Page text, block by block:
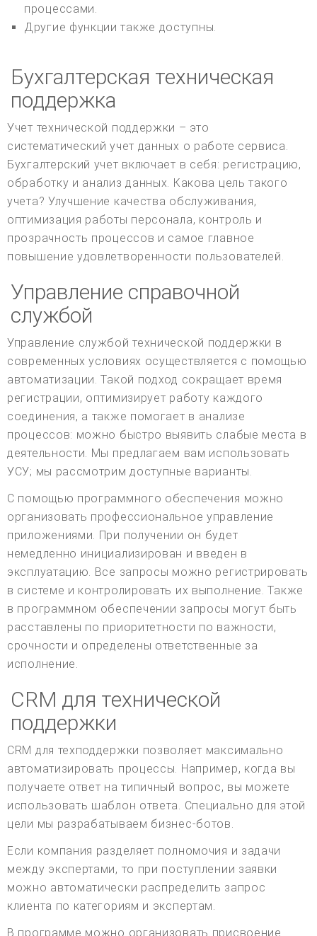
процессами.
Другие функции также доступны.
Бухгалтерская техническая
поддержка
Учет технической поддержки – это
систематический учет данных о работе сервиса.
Бухгалтерский учет включает в себя: регистрацию,
обработку и анализ данных. Какова цель такого
учета? Улучшение качества обслуживания,
оптимизация работы персонала, контроль и
прозрачность процессов и самое главное
повышение удовлетворенности пользователей.
Управление справочной
службой
Управление службой технической поддержки в
современных условиях осуществляется с помощью
автоматизации. Такой подход сокращает время
регистрации, оптимизирует работу каждого
соединения, а также помогает в анализе
процессов: можно быстро выявить слабые места в
деятельности. Мы предлагаем вам использовать
УСУ; мы рассмотрим доступные варианты.
С помощью программного обеспечения можно
организовать профессиональное управление
приложениями. При получении он будет
немедленно инициализирован и введен в
эксплуатацию. Все запросы можно регистрировать
в системе и контролировать их выполнение. Также
в программном обеспечении запросы могут быть
расставлены по приоритетности по важности,
срочности и определены ответственные за
исполнение.
CRM для технической
поддержки
CRM для техподдержки позволяет максимально
автоматизировать процессы. Например, когда вы
получаете ответ на типичный вопрос, вы можете
использовать шаблон ответа. Специально для этой
цели мы разрабатываем бизнес-ботов.
Если компания разделяет полномочия и задачи
между экспертами, то при поступлении заявки
можно автоматически распределить запрос
клиента по категориям и экспертам.
В программе можно организовать присвоение